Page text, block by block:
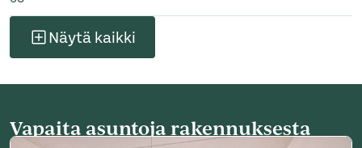
Näytä kaikki
Vapaita asuntoja rakennuksesta